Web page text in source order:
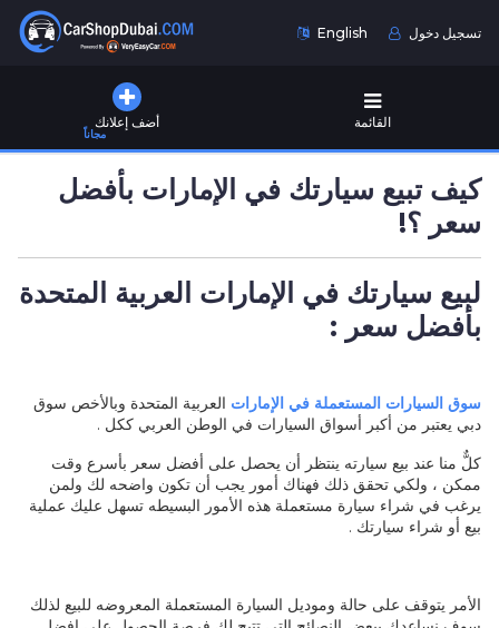
English تسجيل دخول
أضف إعلانك
مجاناً
القائمة
كيف تبيع سيارتك في الإمارات بأفضل
سعر ؟!
لبيع سيارتك في الإمارات العربية المتحدة
بأفضل سعر :
سوق السيارات المستعملة في الإمارات العربية المتحدة وبالأخص سوق
دبي يعتبر من أكبر أسواق السيارات في الوطن العربي ككل .
كلٌّ منا عند بيع سيارته ينتظر أن يحصل على أفضل سعر بأسرع وقت
ممكن ، ولكي تحقق ذلك فهناك أمور يجب أن تكون واضحه لك ولمن
يرغب في شراء سيارة مستعملة هذه الأمور البسيطه تسهل عليك عملية
بيع أو شراء سيارتك .
الأمر يتوقف على حالة وموديل السيارة المستعملة المعروضه للبيع لذلك